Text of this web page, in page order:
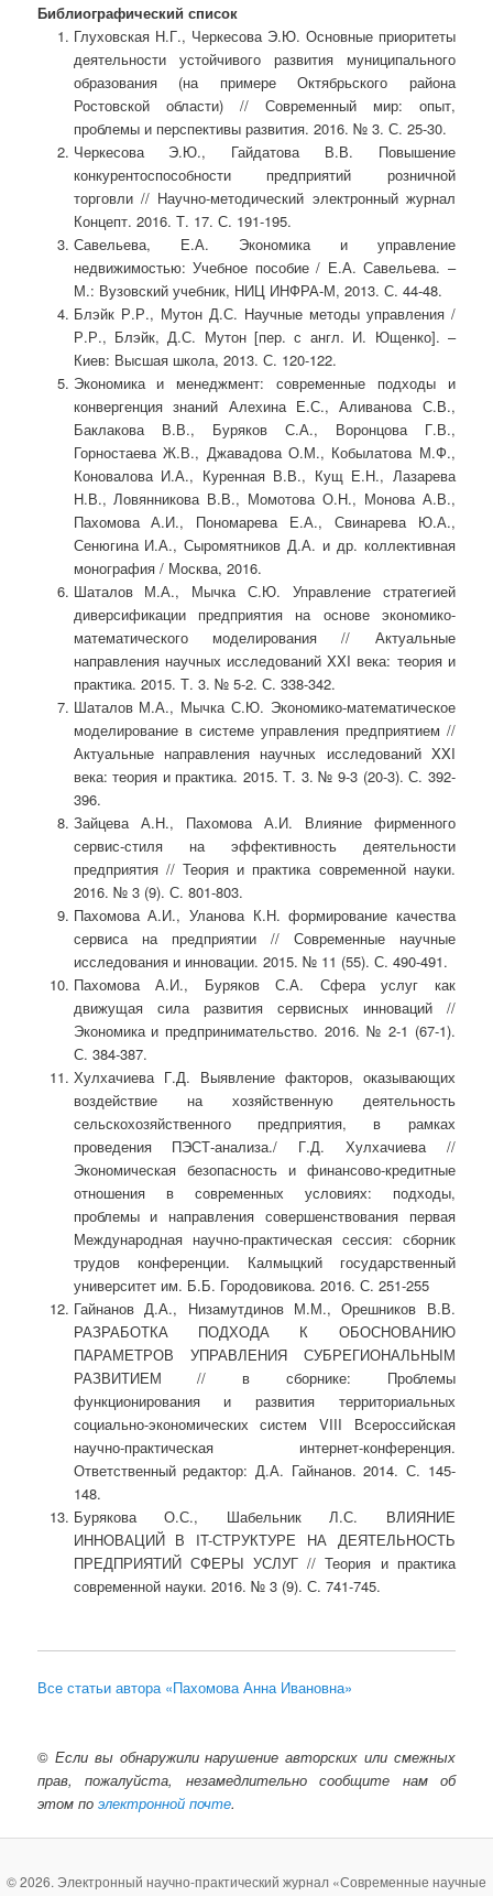
Библиографический список
Глуховская Н.Г., Черкесова Э.Ю. Основные приоритеты
деятельности устойчивого развития муниципального
образования (на примере Октябрьского района
Ростовской области) // Современный мир: опыт,
проблемы и перспективы развития. 2016. № 3. С. 25-30.
Черкесова Э.Ю., Гайдатова В.В. Повышение
конкурентоспособности предприятий розничной
торговли // Научно-методический электронный журнал
Концепт. 2016. Т. 17. С. 191-195.
Савельева, Е.А. Экономика и управление
недвижимостью: Учебное пособие / Е.А. Савельева. –
М.: Вузовский учебник, НИЦ ИНФРА-М, 2013. С. 44-48.
Блэйк Р.Р., Мутон Д.С. Научные методы управления /
Р.Р., Блэйк, Д.С. Мутон [пер. с англ. И. Ющенко]. –
Киев: Высшая школа, 2013. С. 120-122.
Экономика и менеджмент: современные подходы и
конвергенция знаний Алехина Е.С., Аливанова С.В.,
Баклакова В.В., Буряков С.А., Воронцова Г.В.,
Горностаева Ж.В., Джавадова О.М., Кобылатова М.Ф.,
Коновалова И.А., Куренная В.В., Кущ Е.Н., Лазарева
Н.В., Ловянникова В.В., Момотова О.Н., Монова А.В.,
Пахомова А.И., Пономарева Е.А., Свинарева Ю.А.,
Сенюгина И.А., Сыромятников Д.А. и др. коллективная
монография / Москва, 2016.
Шаталов М.А., Мычка С.Ю. Управление стратегией
диверсификации предприятия на основе экономико-
математического моделирования // Актуальные
направления научных исследований XXI века: теория и
практика. 2015. Т. 3. № 5-2. С. 338-342.
Шаталов М.А., Мычка С.Ю. Экономико-математическое
моделирование в системе управления предприятием //
Актуальные направления научных исследований XXI
века: теория и практика. 2015. Т. 3. № 9-3 (20-3). С. 392-
396.
Зайцева А.Н., Пахомова А.И. Влияние фирменного
сервис-стиля на эффективность деятельности
предприятия // Теория и практика современной науки.
2016. № 3 (9). С. 801-803.
Пахомова А.И., Уланова К.Н. формирование качества
сервиса на предприятии // Современные научные
исследования и инновации. 2015. № 11 (55). С. 490-491.
Пахомова А.И., Буряков С.А. Сфера услуг как
движущая сила развития сервисных инноваций //
Экономика и предпринимательство. 2016. № 2-1 (67-1).
С. 384-387.
Хулхачиева Г.Д. Выявление факторов, оказывающих
воздействие на хозяйственную деятельность
сельскохозяйственного предприятия, в рамках
проведения ПЭСТ-анализа./ Г.Д. Хулхачиева //
Экономическая безопасность и финансово-кредитные
отношения в современных условиях: подходы,
проблемы и направления совершенствования первая
Международная научно-практическая сессия: сборник
трудов конференции. Калмыцкий государственный
университет им. Б.Б. Городовикова. 2016. С. 251-255
Гайнанов Д.А., Низамутдинов М.М., Орешников В.В.
РАЗРАБОТКА ПОДХОДА К ОБОСНОВАНИЮ
ПАРАМЕТРОВ УПРАВЛЕНИЯ СУБРЕГИОНАЛЬНЫМ
РАЗВИТИЕМ // в сборнике: Проблемы
функционирования и развития территориальных
социально-экономических систем VIII Всероссийская
научно-практическая интернет-конференция.
Ответственный редактор: Д.А. Гайнанов. 2014. С. 145-
148.
Бурякова О.С., Шабельник Л.С. ВЛИЯНИЕ
ИННОВАЦИЙ В IT-СТРУКТУРЕ НА ДЕЯТЕЛЬНОСТЬ
ПРЕДПРИЯТИЙ СФЕРЫ УСЛУГ // Теория и практика
современной науки. 2016. № 3 (9). С. 741-745.
Все статьи автора «Пахомова Анна Ивановна»
© Если вы обнаружили нарушение авторских или смежных
прав, пожалуйста, незамедлительно сообщите нам об
этом поэлектронной почте.
© 2026. Электронный научно-практический журнал «Современные научные